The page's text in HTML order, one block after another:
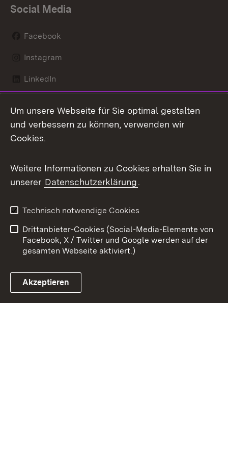
Social Media
Facebook
Instagram
LinkedIn
X / Twitter
Youtube
Link zum Landesportal
Kontakt
Datenschutz
Barrierefreiheit
Impressum
Cookies
Um unsere Webseite für Sie optimal gestalten
und verbessern zu können, verwenden wir
Cookies.
Weitere Informationen zu Cookies erhalten Sie in
unserer Datenschutzerklärung.
Technisch notwendige Cookies
Drittanbieter-Cookies (Social-Media-Elemente von
Facebook, X / Twitter und Google werden auf der
gesamten Webseite aktiviert.)
Akzeptieren